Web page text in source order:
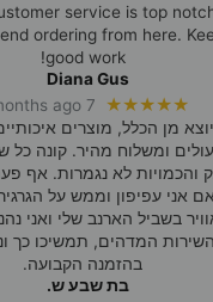
service is top
ordering from here.
good work!
Diana Gus
★★★★★
7 months ago
מן הכלל, מוצרים
ומשלוח מהיר. קונה כל
והכמויות לא נגמרות. אף
אני עפיפון וממש על
בשביל הארנב שלי ואני
המדהים, תמשיכו כך
בהזמנה הקבועה.
בת שבע ש.